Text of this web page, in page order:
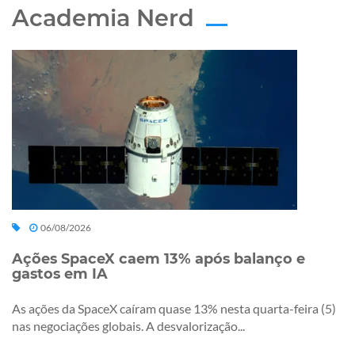
Academia Nerd
06/08/2026
Ações SpaceX caem 13% após balanço e
gastos em IA
As ações da SpaceX caíram quase 13% nesta quarta-feira (5)
nas negociações globais. A desvalorização...